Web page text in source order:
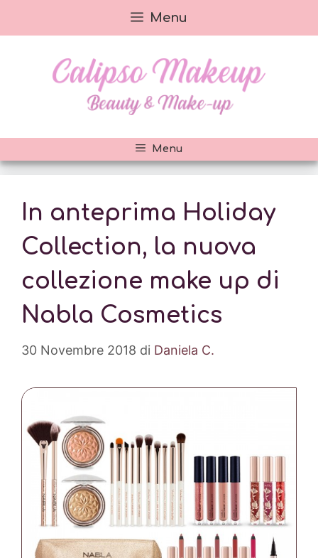
al
Menu
Menu
In anteprima Holiday
Collection, la nuova
collezione make up di
Nabla Cosmetics
30 Novembre 2018 di Daniela C.